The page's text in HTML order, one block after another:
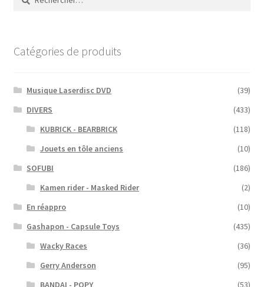
Catégories de produits
Musique Laserdisc DVD
(39)
DIVERS
(433)
KUBRICK - BEARBRICK
(118)
Jouets en tôle anciens
(10)
SOFUBI
(186)
Kamen rider - Masked Rider
(2)
En réappro
(10)
Gashapon - Capsule Toys
(435)
Wacky Races
(36)
Gerry Anderson
(95)
BANDAI - POPY
(53)